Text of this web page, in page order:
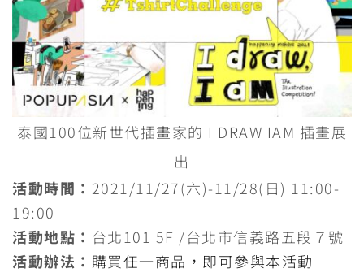
泰國100位新世代插畫家的 I DRAW IAM 插畫展
出
活動時間： 2021/11/27(六)-11/28(日) 11:00-
19:00
活動地點： 台北101 5F /台北市信義路五段７號
活動辦法： 購買任一商品，即可參與本活動